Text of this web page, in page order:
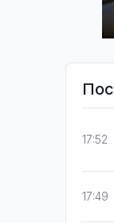
17:52
17:49